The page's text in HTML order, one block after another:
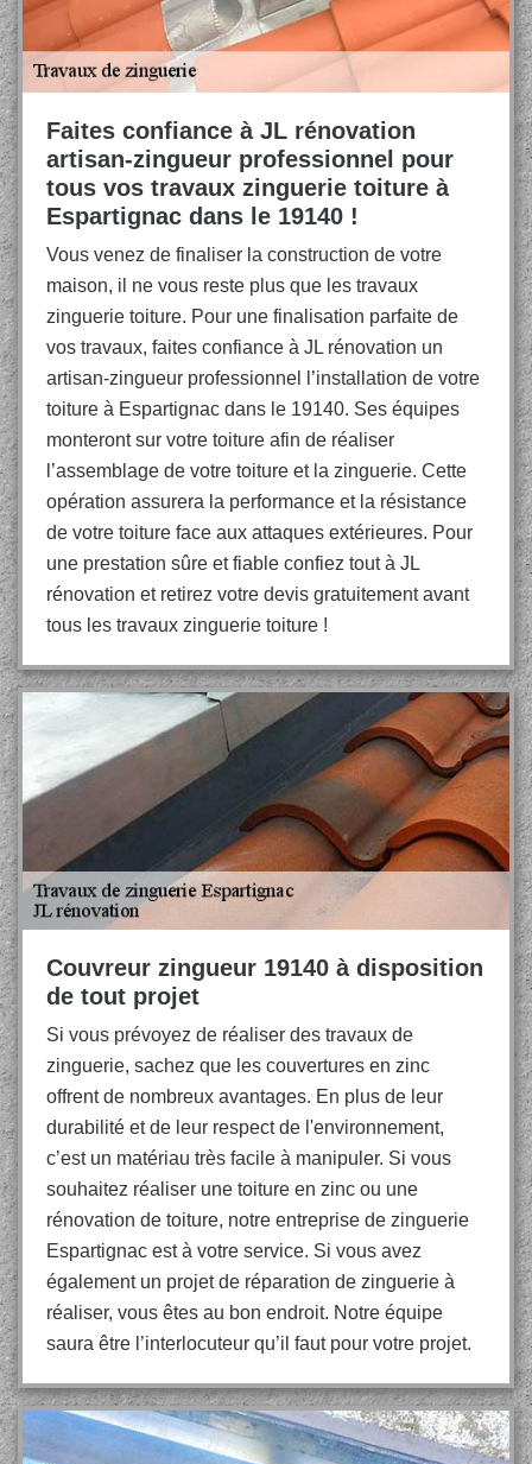
Faites confiance à JL rénovation
artisan-zingueur professionnel pour
tous vos travaux zinguerie toiture à
Espartignac dans le 19140 !
Vous venez de finaliser la construction de votre
maison, il ne vous reste plus que les travaux
zinguerie toiture. Pour une finalisation parfaite de
vos travaux, faites confiance à JL rénovation un
artisan-zingueur professionnel l’installation de votre
toiture à Espartignac dans le 19140. Ses équipes
monteront sur votre toiture afin de réaliser
l’assemblage de votre toiture et la zinguerie. Cette
opération assurera la performance et la résistance
de votre toiture face aux attaques extérieures. Pour
une prestation sûre et fiable confiez tout à JL
rénovation et retirez votre devis gratuitement avant
tous les travaux zinguerie toiture !
Couvreur zingueur 19140 à disposition
de tout projet
Si vous prévoyez de réaliser des travaux de
zinguerie, sachez que les couvertures en zinc
offrent de nombreux avantages. En plus de leur
durabilité et de leur respect de l'environnement,
c’est un matériau très facile à manipuler. Si vous
souhaitez réaliser une toiture en zinc ou une
rénovation de toiture, notre entreprise de zinguerie
Espartignac est à votre service. Si vous avez
également un projet de réparation de zinguerie à
réaliser, vous êtes au bon endroit. Notre équipe
saura être l’interlocuteur qu’il faut pour votre projet.